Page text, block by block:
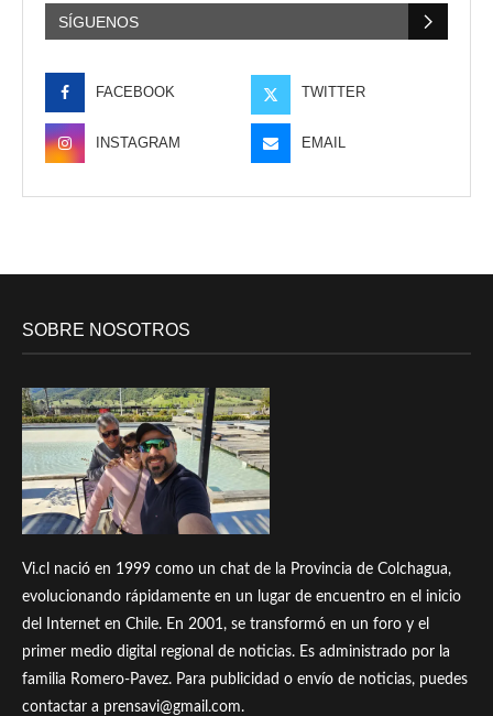
SÍGUENOS
FACEBOOK TWITTER
INSTAGRAM EMAIL
SOBRE NOSOTROS
Vi.cl nació en 1999 como un chat de la Provincia de Colchagua,
evolucionando rápidamente en un lugar de encuentro en el inicio
del Internet en Chile. En 2001, se transformó en un foro y el
primer medio digital regional de noticias. Es administrado por la
familia Romero-Pavez. Para publicidad o envío de noticias, puedes
contactar a prensavi@gmail.com.